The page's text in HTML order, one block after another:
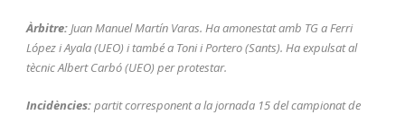
Àrbitre:Juan Manuel Martín Varas. Ha amonestat amb TG a Ferri
López i Ayala (UEO) i també a Toni i Portero (Sants). Ha expulsat al
tècnic Albert Carbó (UEO) per protestar.
Incidències:partit corresponent a la jornada 15 del campionat de